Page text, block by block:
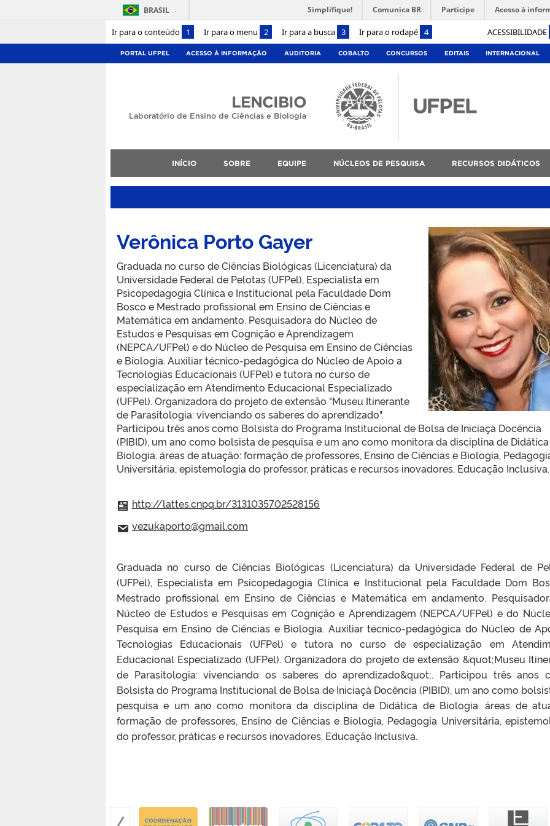
Ir para o conteúdo 1 Ir para o menu 2 Ir para a busca 3 Ir para o rodapé 4 ACESSIBILIDADE
BRASIL Simplifique! Comunica BR Participe Acesso à
PORTAL UFPEL ACESSO À INFORMAÇÃO AUDITORIA COBALTO CONCURSOS EDITAIS INTERNACIONAL
LENCIBIO
Laboratório de Ensino de Ciências e Biologia
INÍCIO SOBRE EQUIPE NÚCLEOS DE PESQUISA RECURSOS DIDÁTICOS
Verônica Porto Gayer
Graduada no curso de Ciências Biológicas (Licenciatura) da
Universidade Federal de Pelotas (UFPel), Especialista em
Psicopedagogia Clínica e Institucional pela Faculdade Dom
Bosco e Mestrado profissional em Ensino de Ciências e
Matemática em andamento. Pesquisadora do Núcleo de
Estudos e Pesquisas em Cognição e Aprendizagem
(NEPCA/UFPel) e do Núcleo de Pesquisa em Ensino de Ciências
e Biologia. Auxiliar técnico-pedagógica do Núcleo de Apoio a
Tecnologias Educacionais (UFPel) e tutora no curso de
especialização em Atendimento Educacional Especializado
(UFPel). Organizadora do projeto de extensão "Museu Itinerante
de Parasitologia: vivenciando os saberes do aprendizado".
Participou três anos como Bolsista do Programa Institucional de Bolsa de Iniciaçà Docência
(PIBID), um ano como bolsista de pesquisa e um ano como monitora da disciplina de
Biologia. áreas de atuação: formação de professores, Ensino de Ciências e Biologia,
Universitária, epistemologia do professor, práticas e recursos inovadores, Educação Inclusiva.
http://lattes.cnpq.br/3131035702528156
vezukaporto@gmail.com
Graduada no curso de Ciências Biológicas (Licenciatura) da Universidade Federal de
(UFPel), Especialista em Psicopedagogia Clínica e Institucional pela Faculdade Dom
Mestrado profissional em Ensino de Ciências e Matemática em andamento.
Núcleo de Estudos e Pesquisas em Cognição e Aprendizagem (NEPCA/UFPel) e do
Pesquisa em Ensino de Ciências e Biologia. Auxiliar técnico-pedagógica do Núcleo de
Tecnologias Educacionais (UFPel) e tutora no curso de especialização em
Educacional Especializado (UFPel). Organizadora do projeto de extensão &quot;Museu
de Parasitologia: vivenciando os saberes do aprendizado&quot;. Participou três anos
Bolsista do Programa Institucional de Bolsa de Iniciaçà Docência (PIBID), um ano como
pesquisa e um ano como monitora da disciplina de Didática de Biologia. áreas de
formação de professores, Ensino de Ciências e Biologia, Pedagogia Universitária,
do professor, práticas e recursos inovadores, Educação Inclusiva.